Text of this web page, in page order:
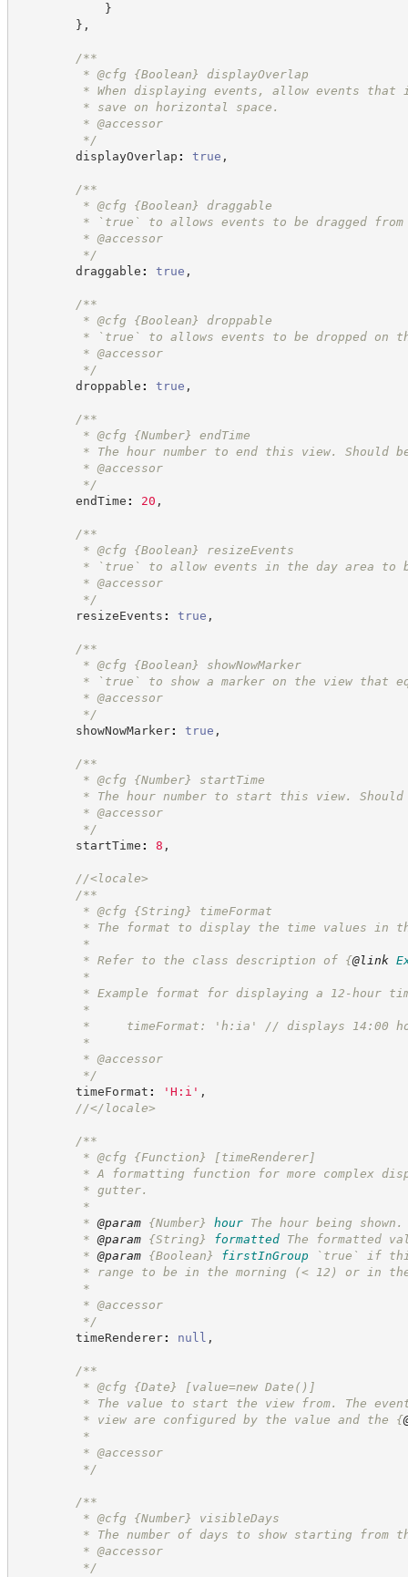
}
} ,
/**
* @cfg {Boolean}
displayOverlap
* When displaying events, allow events that
* save on horizontal space.
* @accessor
*/
displayOverlap : true ,
/**
* @cfg {Boolean}
draggable
* `true` to allows events to be dragged from
* @accessor
*/
draggable : true ,
/**
* @cfg {Boolean}
droppable
* `true` to allows events to be dropped on
* @accessor
*/
droppable : true ,
/**
* @cfg {Number}
endTime
* The hour number to end this view. Should be
* @accessor
*/
endTime : 20 ,
/**
* @cfg {Boolean}
resizeEvents
* `true` to allow events in the day area to
* @accessor
*/
resizeEvents : true ,
/**
* @cfg {Boolean}
showNowMarker
* `true` to show a marker on the view that
* @accessor
*/
showNowMarker: true ,
/**
* @cfg {Number}
startTime
* The hour number to start this view. Should
* @accessor
*/
startTime : 8 ,
//<locale>
/**
* @cfg {String}
timeFormat
* The format to display the time values in
*
* Refer to the class description of {@link
*
* Example format for displaying a 12-hour time
*
*     timeFormat: 'h:ia' // displays 14:00
*
* @accessor
*/
timeFormat : ' H:i ' ,
//</locale>
/**
* @cfg {Function}
[timeRenderer]
* A formatting function for more complex
* gutter.
*
* @param {Number} hour
The hour being shown.
* @param {String} formatted
The formatted
* @param {Boolean} firstInGroup
`true` if
* range to be in the morning (< 12) or in the
*
* @accessor
*/
timeRenderer: null ,
/**
* @cfg {Date}
[value=new Date()]
* The value to start the view from. The
* view are configured by the value and the {
*
* @accessor
*/
/**
* @cfg {Number}
visibleDays
* The number of days to show starting from
* @accessor
*/